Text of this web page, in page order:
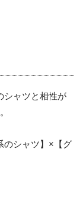
シャツと相性が
のシャツ】×【グ